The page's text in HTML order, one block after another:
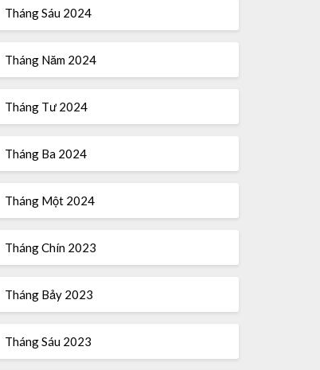
Tháng Sáu 2024
Tháng Năm 2024
Tháng Tư 2024
Tháng Ba 2024
Tháng Một 2024
Tháng Chín 2023
Tháng Bảy 2023
Tháng Sáu 2023